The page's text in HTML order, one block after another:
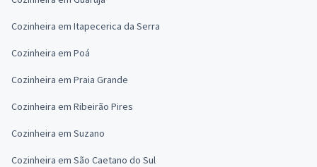
Cozinheira em Itapecerica da Serra
Cozinheira em Poá
Cozinheira em Praia Grande
Cozinheira em Ribeirão Pires
Cozinheira em Suzano
Cozinheira em São Caetano do Sul